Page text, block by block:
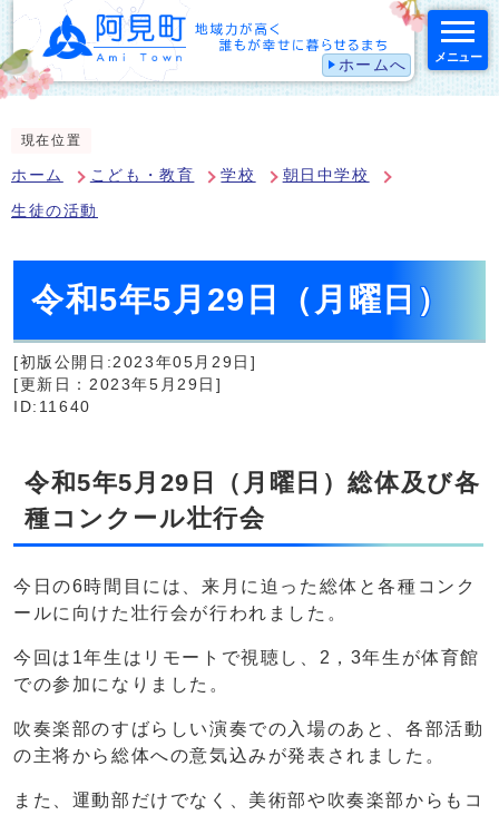
ホームへ メニュー
現在位置
ホーム こども・教育 学校 朝日中学校
生徒の活動
令和5年5月29日（月曜日）
[初版公開日:2023年05月29日]
[更新日：2023年5月29日]
ID:11640
令和5年5月29日（月曜日）総体及び各
種コンクール壮行会
今日の6時間目には、来月に迫った総体と各種コンク
ールに向けた壮行会が行われました。
今回は1年生はリモートで視聴し、2，3年生が体育館
での参加になりました。
吹奏楽部のすばらしい演奏での入場のあと、各部活動
の主将から総体への意気込みが発表されました。
また、運動部だけでなく、美術部や吹奏楽部からもコ